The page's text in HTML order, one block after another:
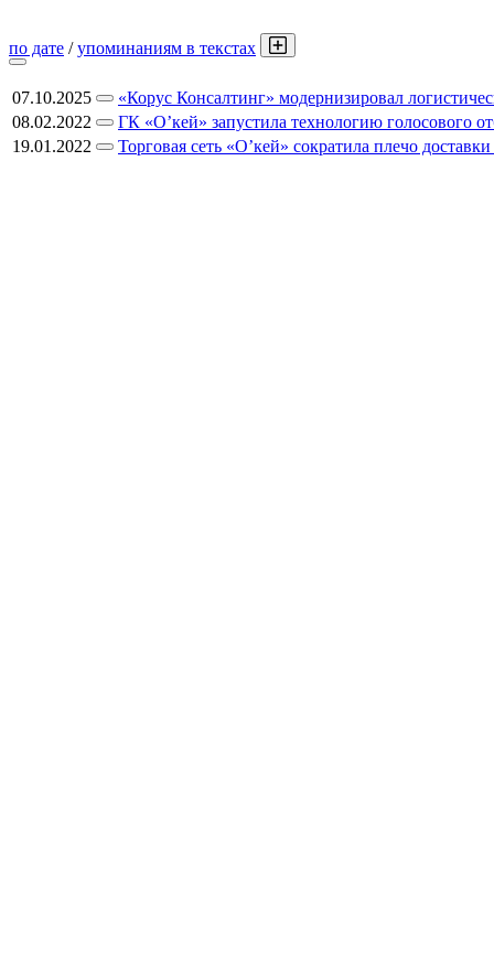
по дате /упоминаниям в текстах
07.10.2025
«Корус Консалтинг» модернизировал
08.02.2022
ГК «О’кей» запустила технологию голосового
19.01.2022
Торговая сеть «О’кей» сократила плечо